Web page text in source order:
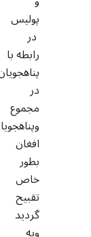
پولیس
در
رابطه با
در
مجموع
افغان
بطور
خاص
تقبیح
گردید